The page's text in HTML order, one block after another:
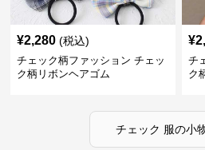
¥2,280 (税込)
チェック柄ファッション チェッ
ク柄リボンヘアゴム
¥
チ
ク
チェック 服の小